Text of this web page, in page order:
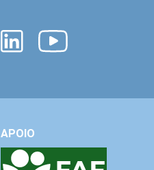
APOIO